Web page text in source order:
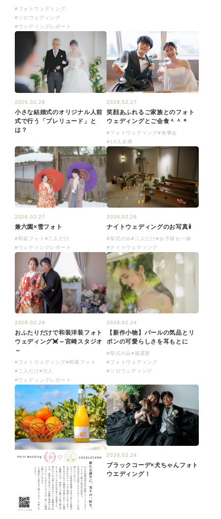
#フォトウェディング
#ソロウェディング
#ウェディングレポート
2026.02.28
小さな結婚式のオリジナル人前
式で行う「プレリュード」と
は？
2026.02.27
笑顔あふれるご家族とのフォト
ウェディングとご会食＾＾＊
#フォトウェディング#食事会
#10人未満
2026.02.27
兼六園×雪フォト
#和装フォト #二人だけ
#ウェディングレポート
2026.02.26
ナイトウェディングのお写真🕯
#挙式のみ#二人だけ#お子様も一緒
#ナイトウェディング
2026.02.26
おふたりだけで和装洋装フォト
ウェディング💓～宮崎スタジオ
～
#フォトウェディング#和装フォト
#二人だけ#大人
#ウェディングレポート
2026.02.24
【新作小物】パールの気品とリ
ボンの可愛らしさを耳もとに
#挙式のみ#披露宴
#フォトウェディング
#ソロウェディング
2026.02.24
ブラックコーデ×犬ちゃんフォト
ウエディング！